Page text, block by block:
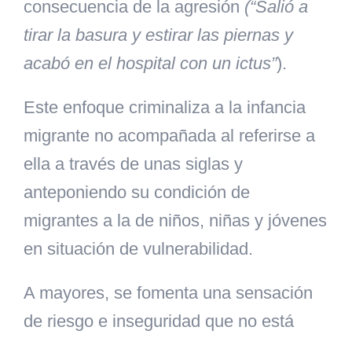
consecuencia de la agresión (“Salió a
tirar la basura y estirar las piernas y
acabó en el hospital con un ictus”).
Este enfoque criminaliza a la infancia
migrante no acompañada al referirse a
ella a través de unas siglas y
anteponiendo su condición de
migrantes a la de niños, niñas y jóvenes
en situación de vulnerabilidad.
A mayores, se fomenta una sensación
de riesgo e inseguridad que no está